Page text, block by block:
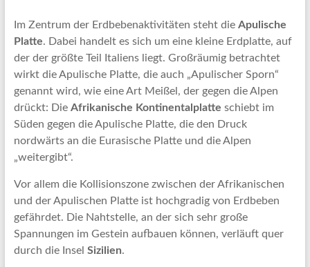
Im Zentrum der Erdbebenaktivitäten steht die Apulische
Platte. Dabei handelt es sich um eine kleine Erdplatte, auf
der der größte Teil Italiens liegt. Großräumig betrachtet
wirkt die Apulische Platte, die auch „Apulischer Sporn“
genannt wird, wie eine Art Meißel, der gegen die Alpen
drückt: Die Afrikanische Kontinentalplatte schiebt im
Süden gegen die Apulische Platte, die den Druck
nordwärts an die Eurasische Platte und die Alpen
„weitergibt“.
Vor allem die Kollisionszone zwischen der Afrikanischen
und der Apulischen Platte ist hochgradig von Erdbeben
gefährdet. Die Nahtstelle, an der sich sehr große
Spannungen im Gestein aufbauen können, verläuft quer
durch die Insel Sizilien.